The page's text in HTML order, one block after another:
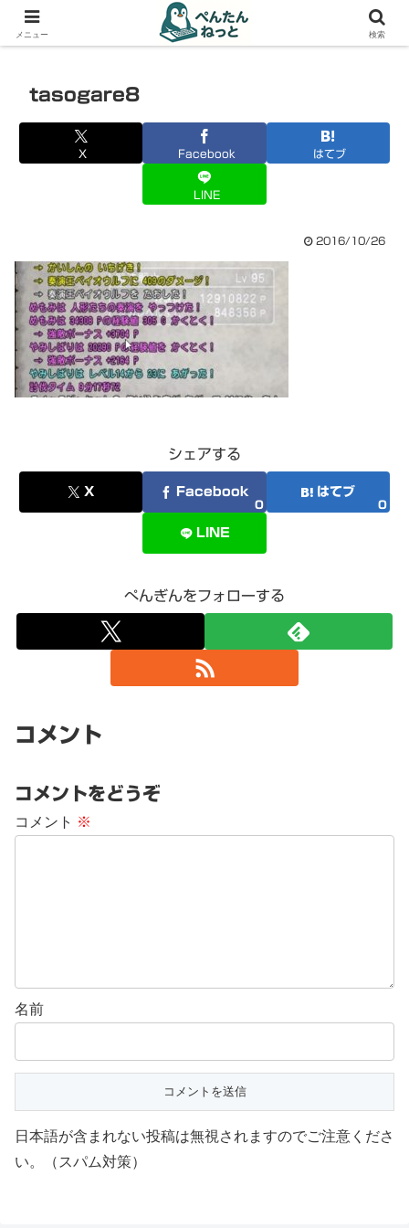
PCやガジェットの備忘録
tasogare8
X Facebook はてブ
LINE
2016/10/26
シェアする
X Facebook
0
はてブ
0
LINE
ぺんぎんをフォローする
コメント
コメントをどうぞ
コメント ※
名前
日本語が含まれない投稿は無視されますのでご注意くださ
い。（スパム対策）
メニュー 検索